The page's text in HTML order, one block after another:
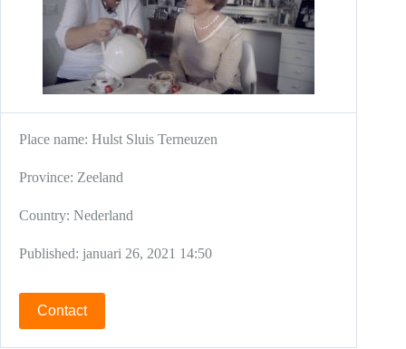
Place name: Hulst Sluis Terneuzen
Province: Zeeland
Country: Nederland
Published: januari 26, 2021 14:50
Contact